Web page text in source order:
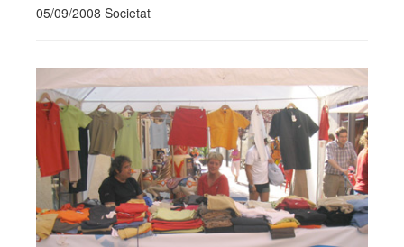
05/09/2008 Societat